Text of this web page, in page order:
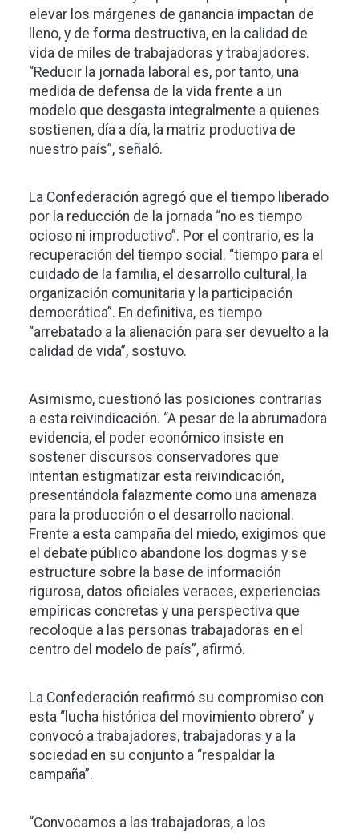
elevar los márgenes de ganancia impactan de
lleno, y de forma destructiva, en la calidad de
vida de miles de trabajadoras y trabajadores.
“Reducir la jornada laboral es, por tanto, una
medida de defensa de la vida frente a un
modelo que desgasta integralmente a quienes
sostienen, día a día, la matriz productiva de
nuestro país”, señaló.
La Confederación agregó que el tiempo liberado
por la reducción de la jornada “no es tiempo
ocioso ni improductivo”. Por el contrario, es la
recuperación del tiempo social. “tiempo para el
cuidado de la familia, el desarrollo cultural, la
organización comunitaria y la participación
democrática”. En definitiva, es tiempo
“arrebatado a la alienación para ser devuelto a la
calidad de vida”, sostuvo.
Asimismo, cuestionó las posiciones contrarias
a esta reivindicación. “A pesar de la abrumadora
evidencia, el poder económico insiste en
sostener discursos conservadores que
intentan estigmatizar esta reivindicación,
presentándola falazmente como una amenaza
para la producción o el desarrollo nacional.
Frente a esta campaña del miedo, exigimos que
el debate público abandone los dogmas y se
estructure sobre la base de información
rigurosa, datos oficiales veraces, experiencias
empíricas concretas y una perspectiva que
recoloque a las personas trabajadoras en el
centro del modelo de país”, afirmó.
La Confederación reafirmó su compromiso con
esta “lucha histórica del movimiento obrero” y
convocó a trabajadores, trabajadoras y a la
sociedad en su conjunto a “respaldar la
campaña”.
“Convocamos a las trabajadoras, a los